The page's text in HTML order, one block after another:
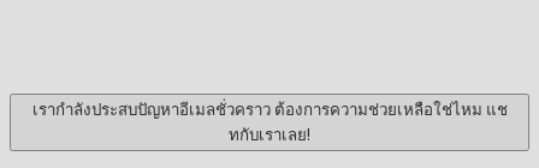
เรากำลังประสบปัญหาอีเมลชั่วคราว ต้องการความช่วยเหลือใช่ไหม แช
ทกับเราเลย!